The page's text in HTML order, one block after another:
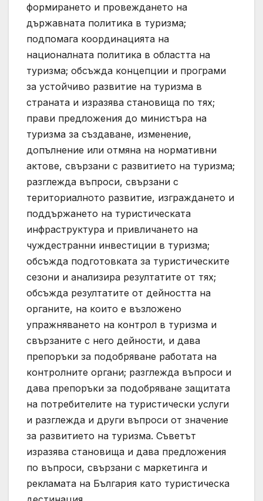
формирането и провеждането на
държавната политика в туризма;
подпомага координацията на
националната политика в областта на
туризма; обсъжда концепции и програми
за устойчиво развитие на туризма в
страната и изразява становища по тях;
прави предложения до министъра на
туризма за създаване, изменение,
допълнение или отмяна на нормативни
актове, свързани с развитието на туризма;
разглежда въпроси, свързани с
териториалното развитие, изграждането и
поддържането на туристическата
инфраструктура и привличането на
чуждестранни инвестиции в туризма;
обсъжда подготовката за туристическите
сезони и анализира резултатите от тях;
обсъжда резултатите от дейността на
органите, на които е възложено
упражняването на контрол в туризма и
свързаните с него дейности, и дава
препоръки за подобряване работата на
контролните органи; разглежда въпроси и
дава препоръки за подобряване защитата
на потребителите на туристически услуги
и разглежда и други въпроси от значение
за развитието на туризма. Съветът
изразява становища и дава предложения
по въпроси, свързани с маркетинга и
рекламата на България като туристическа